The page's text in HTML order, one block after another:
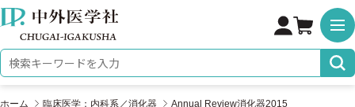
株式会社 中外医学社
検索キーワード
ホーム 臨床医学：内科系／消化器 Annual Review消化器2015